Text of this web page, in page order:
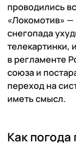
проводились
«Локомотив» —
снегопада
телекартинки,
в регламенте
союза и
переход на
иметь смысл.
Как погода